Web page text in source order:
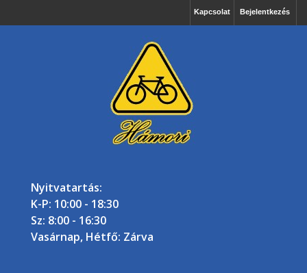
Bejelentkezés
Kapcsolat
Nyitvatartás:
K-P: 10:00 - 18:30
Sz: 8:00 - 16:30
Vasárnap, Hétfő: Zárva